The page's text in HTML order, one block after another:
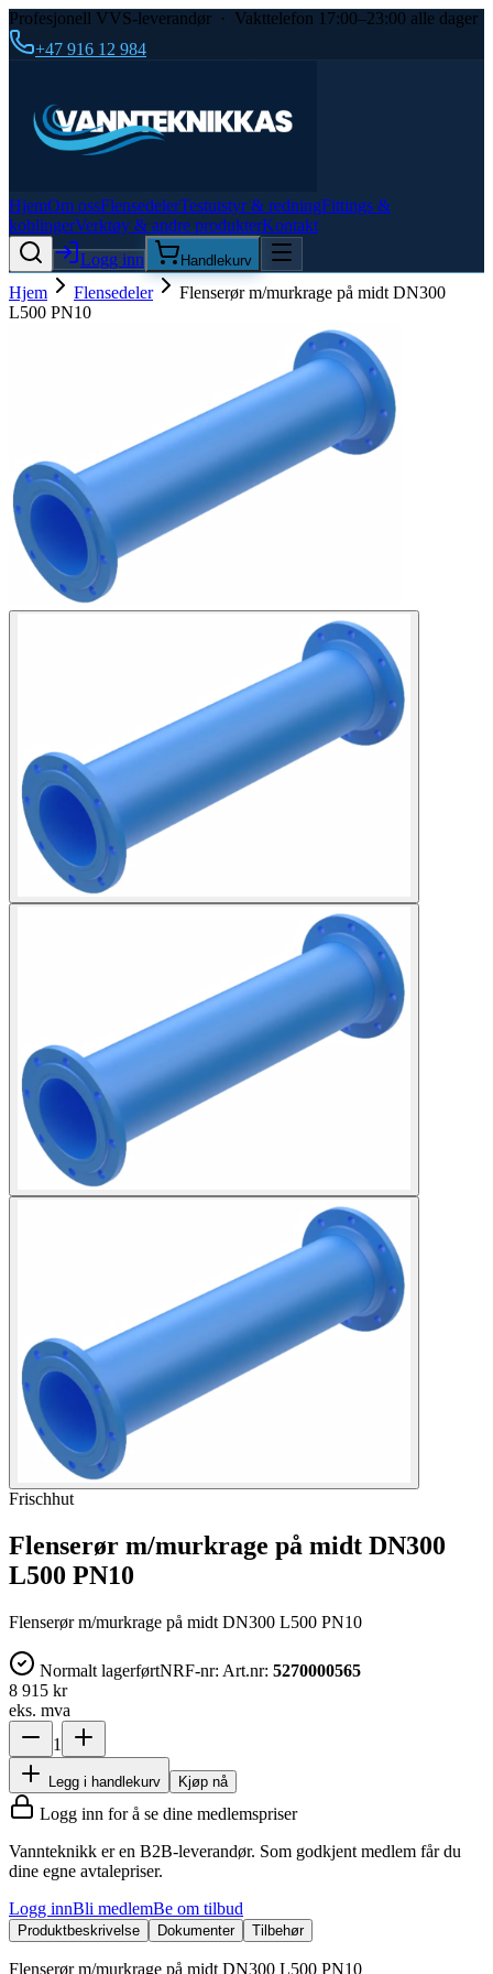
Profesjonell VVS-leverandør · Vakttelefon 17:00–23:00 alle dager
+47 916 12 984
HjemOm ossFlensedelerTestutstyr & redningFittings &
koblingerVerktøy & andre produkterKontakt
Logg inn
Handlekurv
Hjem Flensedeler
Flenserør m/murkrage på midt DN300
L500 PN10
Frischhut
Flenserør m/murkrage på midt DN300
L500 PN10
Flenserør m/murkrage på midt DN300 L500 PN10
Normalt lagerførtNRF-nr: Art.nr: 5270000565
8 915 kr
eks. mva
1
Legg i handlekurv Kjøp nå
Logg inn for å se dine medlemspriser
Vannteknikk er en B2B-leverandør. Som godkjent medlem får du
dine egne avtalepriser.
Logg innBli medlemBe om tilbud
Produktbeskrivelse Dokumenter Tilbehør
Flenserør m/murkrage på midt DN300 L500 PN10